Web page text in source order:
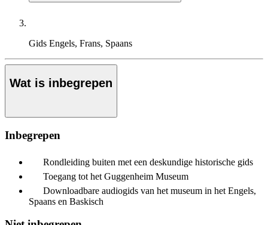
Gids Engels, Frans, Spaans
Wat is inbegrepen
Inbegrepen
Rondleiding buiten met een deskundige historische gids
Toegang tot het Guggenheim Museum
Downloadbare audiogids van het museum in het Engels,
Spaans en Baskisch